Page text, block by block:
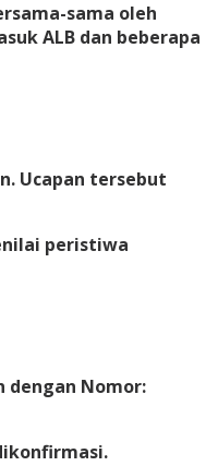
sama oleh
ALB dan beberapa
Ucapan tersebut
peristiwa
dengan Nomor: